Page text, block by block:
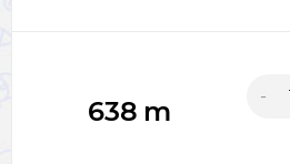
638 m -